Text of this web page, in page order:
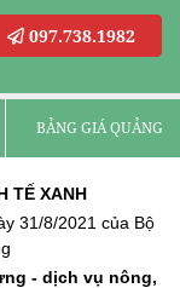
097.738.1982
BẢNG GIÁ QUẢNG
TẾ XANH
31/8/2021 của Bộ
- dịch vụ nông,